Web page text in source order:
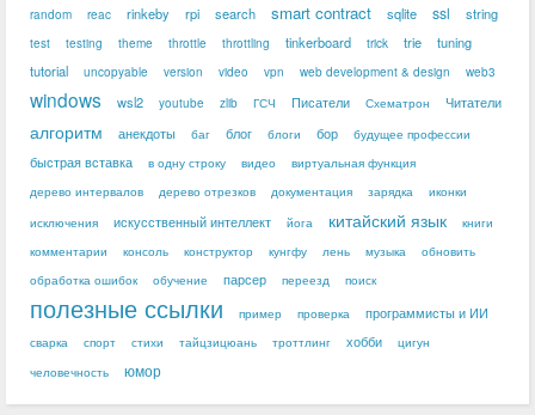
random
reac rinkeby rpi search smart contract sqlite ssl string
test testing theme throttle throttling tinkerboard trick trie
tuning
tutorial
uncopyable version video vpn web development & design web3
windows wsl2 youtube zlib ГСЧ Писатели Схематрон Читатели
алгоритм анекдоты баг блог блоги бор будущее профессии
быстрая вставка в одну строку видео
виртуальная функция
дерево интервалов
дерево отрезков документация зарядка
иконки
исключения
искусственный интеллект йога китайский язык
книги
комментарии
консоль конструктор кунгфу лень музыка
обновить
обработка ошибок
обучение парсер переезд поиск
полезные ссылки пример проверка программисты и ИИ
сварка спорт стихи тайцзицюань троттлинг хобби
цигун
человечность
юмор